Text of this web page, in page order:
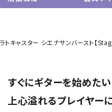
サクソフォン
クラリネット
その他木管
その他金管
スター シエナサンバースト【
すぐにギターを始めた
上心溢れるプレイヤー